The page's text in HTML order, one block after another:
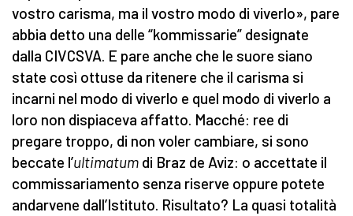
vostro carisma, ma il vostro modo di viverlo», pare
abbia detto una delle “kommissarie” designate
dalla CIVCSVA. E pare anche che le suore siano
state così ottuse da ritenere che il carisma si
incarni nel modo di viverlo e quel modo di viverlo a
loro non dispiaceva affatto. Macché: ree di
pregare troppo, di non voler cambiare, si sono
beccate l’ultimatum di Braz de Aviz: o accettate il
commissariamento senza riserve oppure potete
andarvene dall’Istituto. Risultato? La quasi totalità